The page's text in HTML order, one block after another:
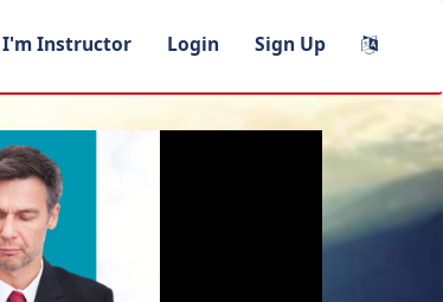
I'm Instructor Login Sign Up